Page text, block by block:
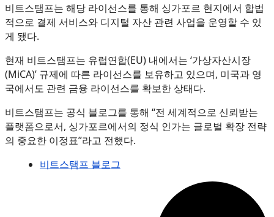
비트스탬프는 해당 라이선스를 통해 싱가포르 현지에서 합법
적으로 결제 서비스와 디지털 자산 관련 사업을 운영할 수 있
게 됐다.
현재 비트스탬프는 유럽연합(EU) 내에서는 ‘가상자산시장
(MiCA)’ 규제에 따른 라이선스를 보유하고 있으며, 미국과 영
국에서도 관련 금융 라이선스를 확보한 상태다.
비트스탬프는 공식 블로그를 통해 “전 세계적으로 신뢰받는
플랫폼으로서, 싱가포르에서의 정식 인가는 글로벌 확장 전략
의 중요한 이정표”라고 전했다.
비트스탬프 블로그